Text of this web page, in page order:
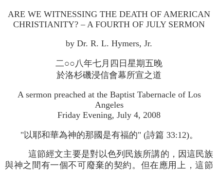
ARE WE WITNESSING THE DEATH OF AMERICAN
CHRISTIANITY? – A FOURTH OF JULY SERMON
by Dr. R. L. Hymers, Jr.
二○○八年七月四日星期五晚
於洛杉磯浸信會幕所宣之道
A sermon preached at the Baptist Tabernacle of Los
Angeles
Friday Evening, July 4, 2008
"以耶和華為神的那國是有福的" (詩篇 33:12)。
這節經文主要是對以色列民族所講的，因這民族
與神之間有一個不可廢棄的契約。但在應用上，這節